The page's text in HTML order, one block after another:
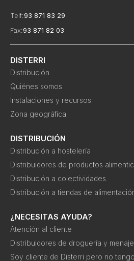
Telf:93 871 83 29
Fax:93 871 82 03
DISTERRI
Distribución
Quiénes somos
Instalaciones y recursos
Zona geográfica
DISTRIBUCIÓN
Distribución a hostelería
Distribuidores de productos
Distribución a colectividades
Distribución a tiendas de
¿NECESITAS AYUDA?
Atención al cliente
Distribuidores de droguería y menaje
Soy cliente de Disterri pero no